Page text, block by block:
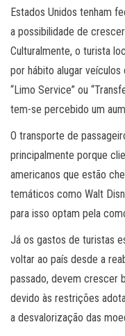
Estados Unidos tenham
a possibilidade de
Culturalmente, o turista
por hábito alugar
“Limo Service” ou
tem-se percebido um
O transporte de
principalmente porque
americanos que estão
temáticos como Walt
para isso optam pela
Já os gastos de turistas
voltar ao país desde a
passado, devem crescer
devido às restrições
a desvalorização das